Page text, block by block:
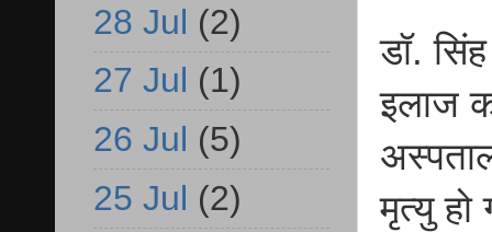
डॉ.
इलाज
मृत्यु
28 Jul (2)
27 Jul (1)
26 Jul (5)
25 Jul (2)